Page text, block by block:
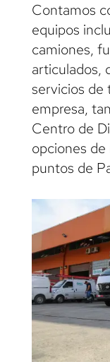
Contamos
equipos
camiones,
articulados,
servicios de
empresa,
Centro de
opciones
puntos de